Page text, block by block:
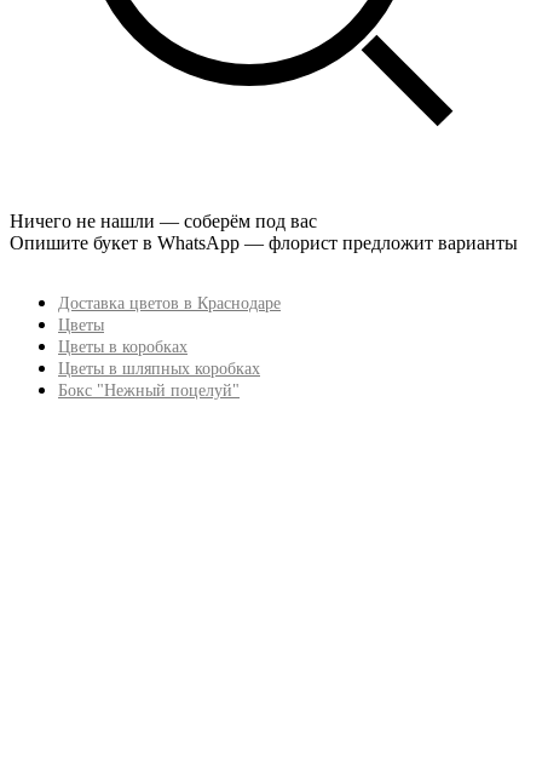
Ничего не нашли — соберём под вас
Опишите букет в WhatsApp — флорист предложит варианты
Доставка цветов в Краснодаре
Цветы
Цветы в коробках
Цветы в шляпных коробках
Бокс "Нежный поцелуй"